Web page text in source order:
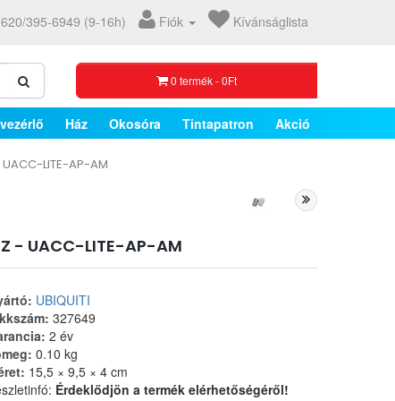
395-6949 (9-16h) Fiók Kívánságlista
0 termék - 0Ft
Ház Okosóra Tintapatron Akció
LITE-AP-AM
- UACC-LITE-AP-AM
UBIQUITI
327649
2 év
0.10 kg
15,5 × 9,5 × 4 cm
Érdeklődjön a termék elérhetőségéről!